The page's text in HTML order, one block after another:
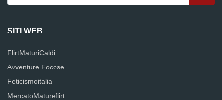
SITI WEB
FlirtMaturiCaldi
Avventure Focose
Feticismoitalia
MercatoMatureflirt